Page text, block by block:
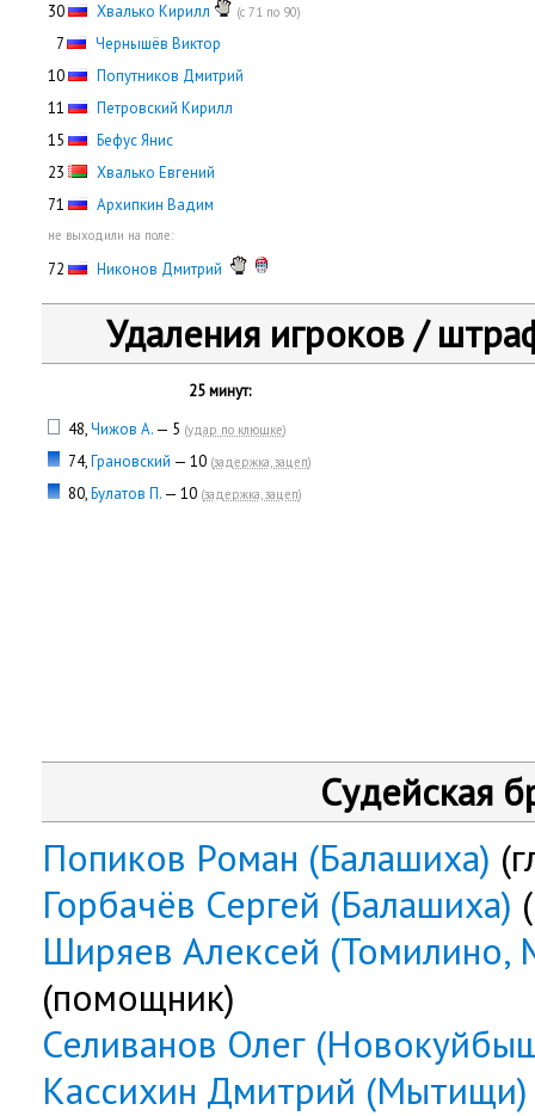
30 Хвалько Кирилл (с 71 по 90)
7
Чернышёв Виктор
10
Попутников Дмитрий
11
Петровский Кирилл
15
Бефус Янис
23
Хвалько Евгений
71
Архипкин Вадим
не выходили на поле:
72 Никонов Дмитрий
Удаления игроков /
25 минут:
48,Чижов А. — 5 (удар по клюшке)
74,Грановский — 10 (задержка, зацеп)
80,Булатов П. — 10 (задержка, зацеп)
Судейская
Попиков Роман (Балашиха)
Горбачёв Сергей (Балашиха)
Ширяев Алексей (Томилино,
(помощник)
Селиванов Олег
Кассихин Дмитрий (Мытищи)